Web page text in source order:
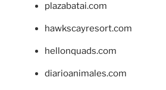
plazabatai.com
hawkscayresort.com
hellonquads.com
diarioanimales.com